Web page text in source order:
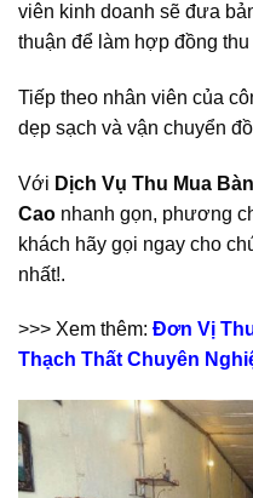
viên kinh doanh sẽ đưa
thuận để làm hợp đồng thu
Tiếp theo nhân viên của
dẹp sạch và vận chuyển
Với Dịch Vụ Thu Mua
Cao nhanh gọn, phương
khách hãy gọi ngay cho
nhất!.
>>> Xem thêm: Đơn Vị
Thạch Thất Chuyên